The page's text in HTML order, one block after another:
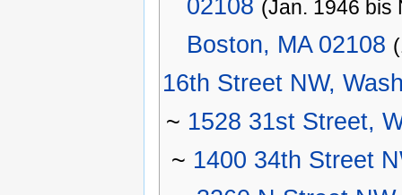
(Jan. 1946 bis
Boston, MA 02108
16th Street NW,
~ 1528 31st Street,
~ 1400 34th Street